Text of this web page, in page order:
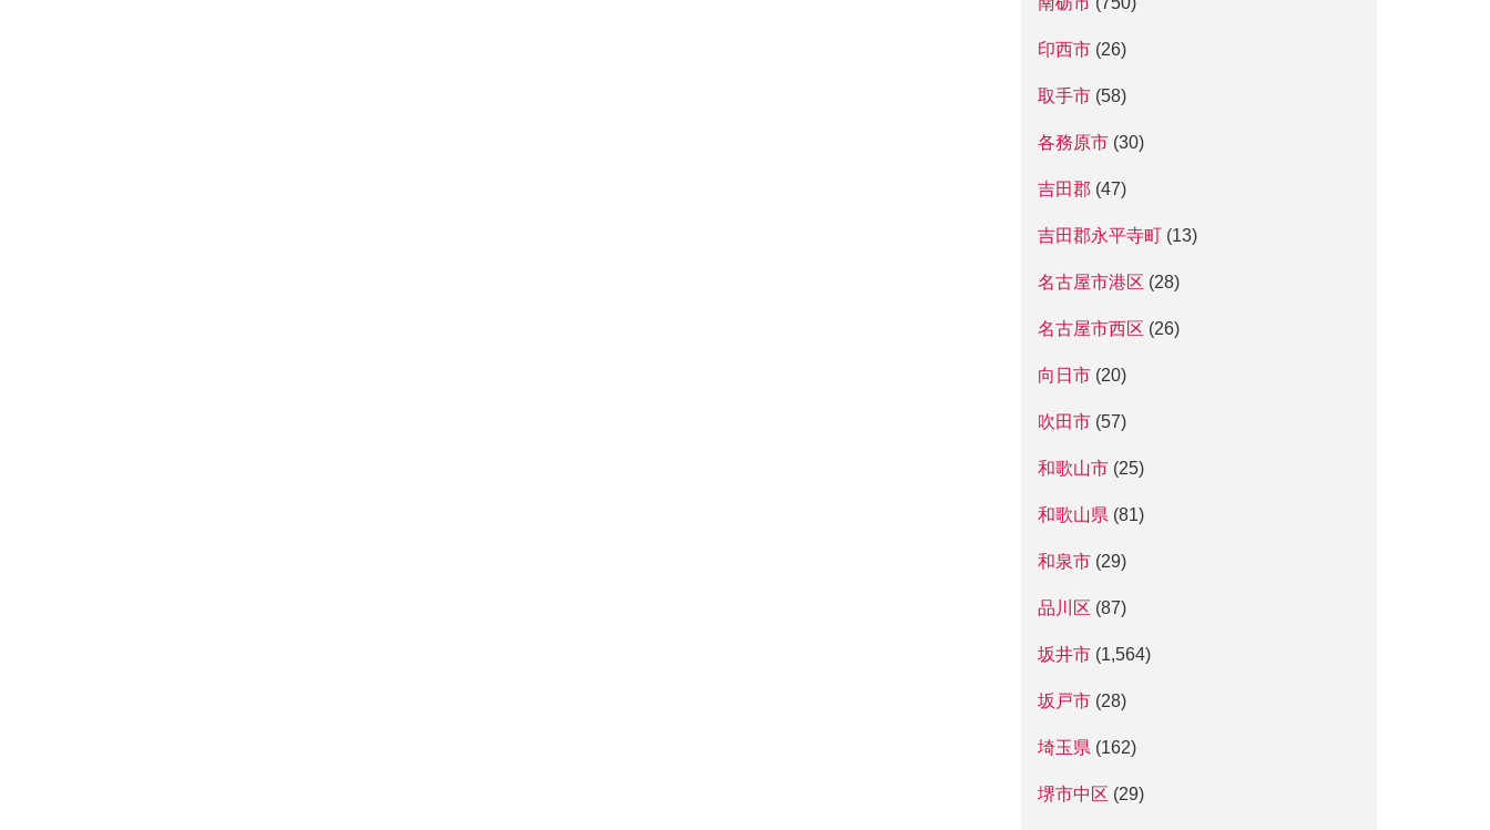
印西市(26)
取手市(58)
各務原市(30)
吉田郡 (47)
吉田郡永平寺町(13)
名古屋市港区 (28)
名古屋市西区 (26)
向日市(20)
吹田市(57)
和歌山市(25)
和歌山県 (81)
和泉市(29)
品川区 (87)
坂井市(1,564)
坂戸市(28)
埼玉県 (162)
堺市中区 (29)